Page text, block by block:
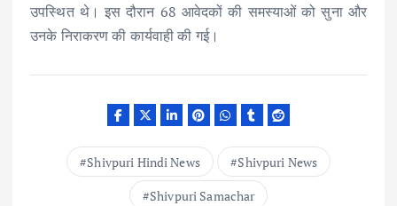
उपस्थित थे। इस दौरान 68 आवेदकों की समस्याओं को सुना और
उनके निराकरण की कार्यवाही की गई।
Shivpuri Hindi News
Shivpuri News
Shivpuri Samachar